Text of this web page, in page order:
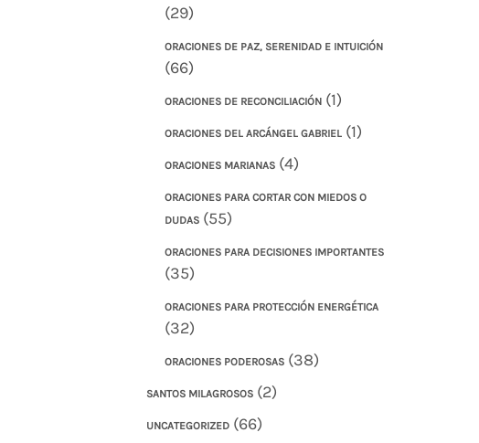
(29)
ORACIONES DE PAZ, SERENIDAD E INTUICIÓN
(66)
ORACIONES DE RECONCILIACIÓN(1)
ORACIONES DEL ARCÁNGEL GABRIEL(1)
ORACIONES MARIANAS(4)
ORACIONES PARA CORTAR CON MIEDOS O
DUDAS(55)
ORACIONES PARA DECISIONES IMPORTANTES
(35)
ORACIONES PARA PROTECCIÓN ENERGÉTICA
(32)
ORACIONES PODEROSAS(38)
SANTOS MILAGROSOS(2)
UNCATEGORIZED(66)